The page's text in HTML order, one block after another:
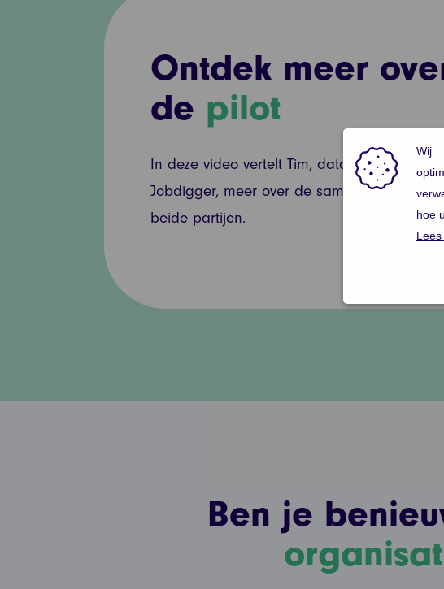
Ontdek meer
de pilot
In deze video vertelt Tim, data-analist bij
Jobdigger, meer over de samenwerking
beide partijen.
Ben je